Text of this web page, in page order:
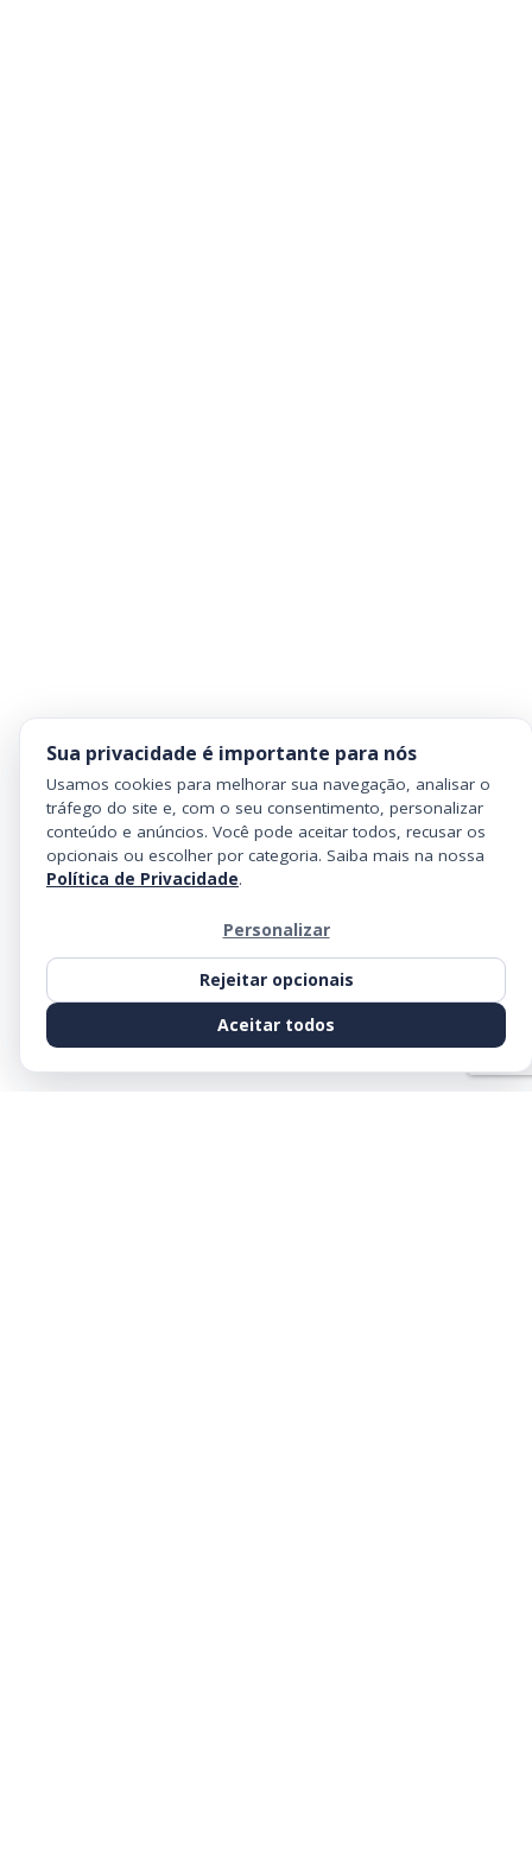
Sua privacidade é importante para nós
Usamos cookies para melhorar sua navegação, analisar o
tráfego do site e, com o seu consentimento, personalizar
conteúdo e anúncios. Você pode aceitar todos, recusar os
opcionais ou escolher por categoria. Saiba mais na nossa
Política de Privacidade.
Personalizar
Rejeitar opcionais
Aceitar todos